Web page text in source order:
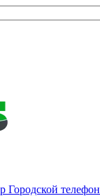
Городской телефон